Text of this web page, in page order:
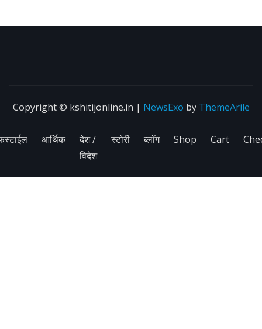
Copyright © kshitijonline.in | NewsExo by ThemeArile
आर्थिक
देश /
विदेश
स्टोरी ब्लॉग Shop Cart